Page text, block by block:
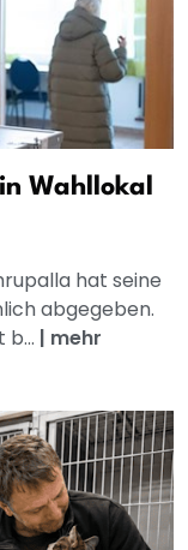
Wahllokal
hat seine
abgegeben.
| mehr